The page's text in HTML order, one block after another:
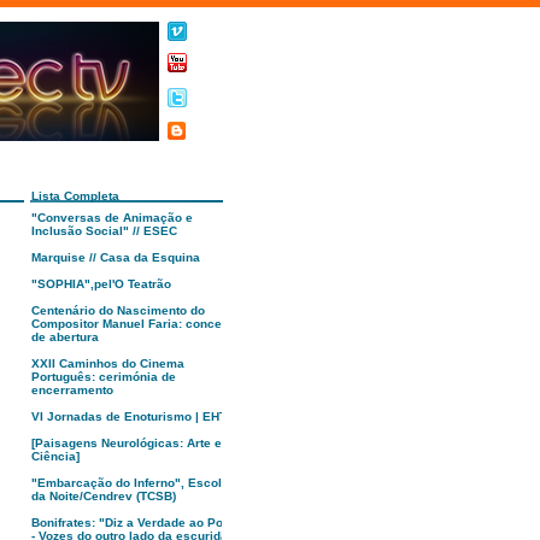
Lista Completa
"Conversas de Animação e
Inclusão Social" // ESEC
Marquise // Casa da Esquina
"SOPHIA",pel'O Teatrão
Centenário do Nascimento do
Compositor Manuel Faria: concerto
de abertura
XXII Caminhos do Cinema
Português: cerimónia de
encerramento
VI Jornadas de Enoturismo | EHTC
[Paisagens Neurológicas: Arte e
Ciência]
"Embarcação do Inferno", Escola
da Noite/Cendrev (TCSB)
Bonifrates: "Diz a Verdade ao Poder
- Vozes do outro lado da escuridão"